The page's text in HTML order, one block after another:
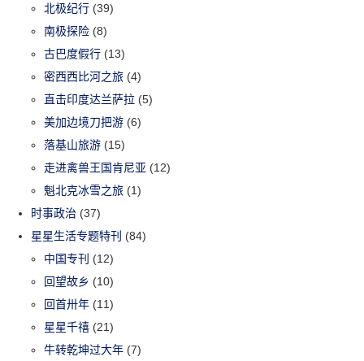
北极纪行 (39)
南极探险 (8)
古巴度假行 (13)
密西西比河之旅 (4)
直击印度达兰萨拉 (5)
美加边境刀把游 (6)
落基山旅游 (15)
走进禽兽王国肯尼亚 (12)
魁北克冰雪之旅 (1)
时事政治 (37)
星星生活专题特刊 (84)
中国专刊 (12)
回望故乡 (10)
回首卅年 (11)
星星千禧 (21)
牛转乾坤过大年 (7)